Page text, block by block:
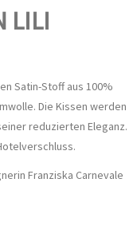
LILI
Satin-Stoff aus 100%
Die Kissen werden
reduzierten Eleganz.
Franziska Carnevale